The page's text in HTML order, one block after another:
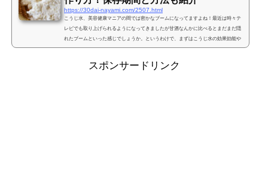
https://30dai-nayami.com/2507.html
こうじ水、美容健康マニアの間では密かなブームになってますよね！最近は時々テ
レビでも取り上げられるようになってきましたが甘酒なんかに比べるとまだまだ隠
れたブームといった感じでしょうか。というわけで、まずはこうじ水の効果効能や
簡単な作り方についてまとめておきますね♪麹水とは？蒸したお米にこうじ菌をつけ
情報番組のおかげで大ブームになったので塩こうじや甘酒など麹（こうじ）から作
スポンサードリンク